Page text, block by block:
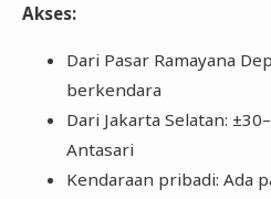
Akses:
Dari Pasar Ramayana
berkendara
Dari Jakarta Selatan:
Antasari
Kendaraan pribadi: Ada